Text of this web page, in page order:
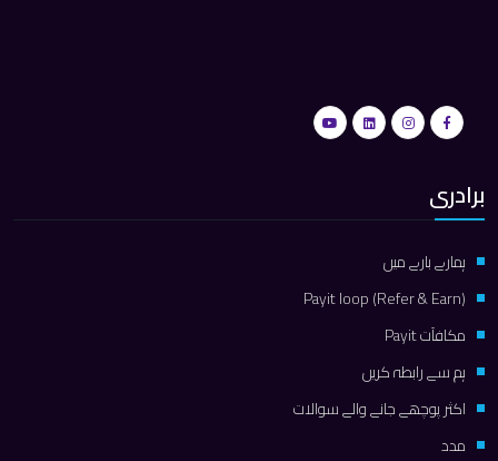
برادری
ہمارے بارے میں
Payit loop (Refer & Earn)
مكافآت Payit
ہم سے رابطہ کریں
اکثر پوچھے جانے والے سوالات
مدد